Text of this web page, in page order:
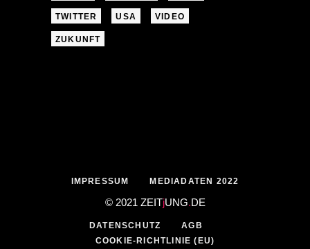
TWITTER USA VIDEO
ZUKUNFT
IMPRESSUM MEDIADATEN 2022
© 2021 ZEITjUNG.DE
DATENSCHUTZ
AGB
COOKIE-RICHTLINIE (EU)